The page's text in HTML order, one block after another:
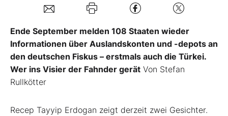
Kontakt
Ende September melden 108 Staaten wieder
Informationen über Auslandskonten und -depots an
den deutschen Fiskus – erstmals auch die Türkei.
Wer ins Visier der Fahnder gerät Von Stefan
Rullkötter
Recep Tayyip Erdogan zeigt derzeit zwei Gesichter.